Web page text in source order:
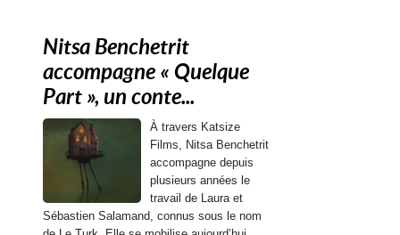
Nitsa Benchetrit
accompagne « Quelque
Part », un conte...
À travers Katsize
Films, Nitsa Benchetrit
accompagne depuis
plusieurs années le
travail de Laura et
Sébastien Salamand, connus sous le nom